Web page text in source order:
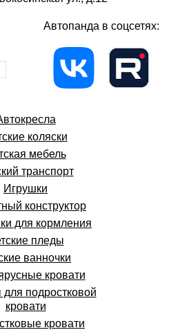
Автопанда в соцсетях:
коляски
мебель
транспорт
Игрушки
конструктор
для кормления
пледы
ванночки
кровати
подростковой
кровати
кровати